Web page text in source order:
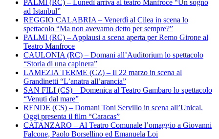
PALMI (RC) – Lunedì arriva al teatro Manfroce “Un sogno
ad Istanbul”
REGGIO CALABRIA – Venerdì al Cilea in scena lo
spettacolo “Ma non avevamo detto per sempre?”
PALMI (RC) – Applausi a scena aperta per Remo Girone al
Teatro Manfroce
CAULONIA (RC) – Domani all’Auditorium lo spettacolo
“Storia di una capinera”
LAMEZIA TERME (CZ) – Il 22 marzo in scena al
Grandinetti “L’anatra all’arancia”
SAN FILI (CS) – Domenica al Teatro Gambaro lo spettacolo
“Venuti dal mare”
RENDE (CS) – Domani Toni Servillo in scena all’Unical.
Oggi presenta il film “Caracas”
CATANZARO – Al Teatro Comunale l’omaggio a Giovanni
Falcone, Paolo Borsellino ed Emanuela Loi